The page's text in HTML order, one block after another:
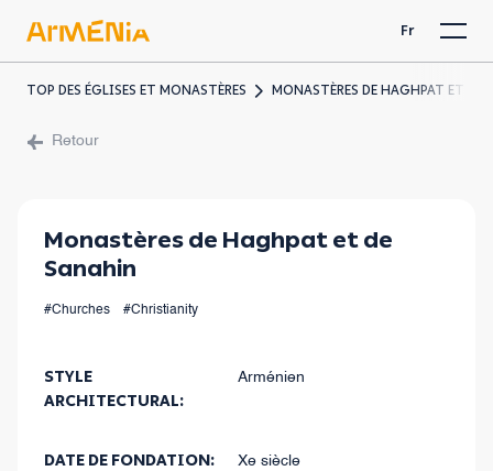
Fr
TOP DES ÉGLISES ET MONASTÈRES MONASTÈRES DE HAGHPAT ET DE
Retour
Monastères de Haghpat et de
Sanahin
#Churches #Christianity
STYLE
ARCHITECTURAL:
Arménien
DATE DE FONDATION: Xe siècle